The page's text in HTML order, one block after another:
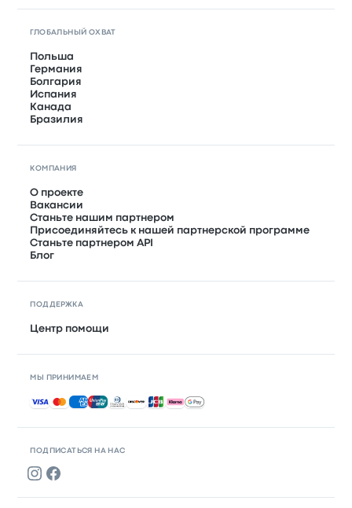
ПОДПИСАТЬСЯ НА НАС
ГЛОБАЛЬНЫЙ ОХВАТ
Польша
Германия
Болгария
Испания
Канада
Бразилия
КОМПАНИЯ
О проекте
Вакансии
Станьте нашим партнером
Присоединяйтесь к нашей партнерской программе
Станьте партнером API
Блог
ПОДДЕРЖКА
Центр помощи
МЫ ПРИНИМАЕМ
Принимаемые способы оплаты